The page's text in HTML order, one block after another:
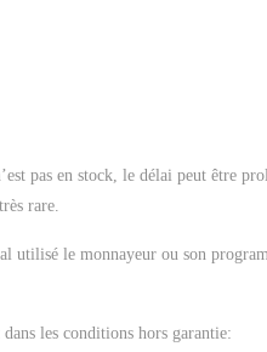
pas en stock, le délai peut être
rare.
utilisé le monnayeur ou son
les conditions hors garantie: